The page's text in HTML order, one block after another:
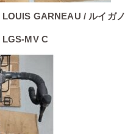
GARNEAU / ルイガノ
MV C